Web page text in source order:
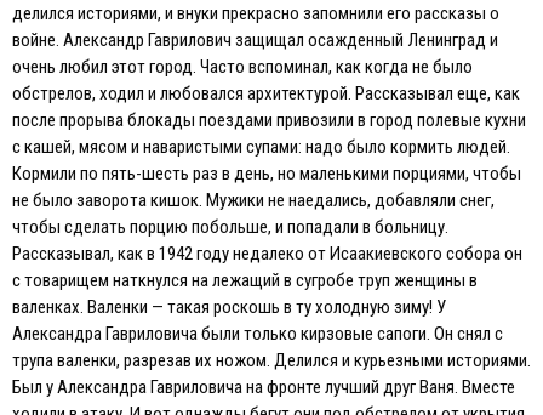
делился историями, и внуки прекрасно запомнили его рассказы о
войне. Александр Гаврилович защищал осажденный Ленинград и
очень любил этот город. Часто вспоминал, как когда не было
обстрелов, ходил и любовался архитектурой. Рассказывал еще, как
после прорыва блокады поездами привозили в город полевые кухни
с кашей, мясом и наваристыми супами: надо было кормить людей.
Кормили по пять-шесть раз в день, но маленькими порциями, чтобы
не было заворота кишок. Мужики не наедались, добавляли снег,
чтобы сделать порцию побольше, и попадали в больницу.
Рассказывал, как в 1942 году недалеко от Исаакиевского собора он
с товарищем наткнулся на лежащий в сугробе труп женщины в
валенках. Валенки — такая роскошь в ту холодную зиму! У
Александра Гавриловича были только кирзовые сапоги. Он снял с
трупа валенки, разрезав их ножом. Делился и курьезными историями.
Был у Александра Гавриловича на фронте лучший друг Ваня. Вместе